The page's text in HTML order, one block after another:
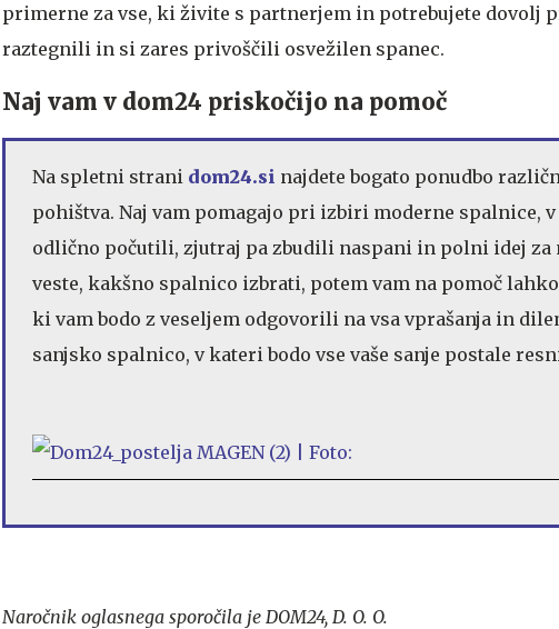
primerne za vse, ki živite s partnerjem in potrebujete dovolj
raztegnili in si zares privoščili osvežilen spanec.
Naj vam v dom24 priskočijo na pomoč
Na spletni strani dom24.si najdete bogato ponudbo
pohištva. Naj vam pomagajo pri izbiri moderne spalnice,
odlično počutili, zjutraj pa zbudili naspani in polni idej za
veste, kakšno spalnico izbrati, potem vam na pomoč
ki vam bodo z veseljem odgovorili na vsa vprašanja in
sanjsko spalnico, v kateri bodo vse vaše sanje postale
Naročnik oglasnega sporočila je DOM24, D. O. O.